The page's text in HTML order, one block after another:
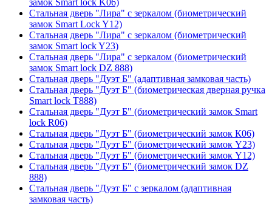
Стальная дверь "Лира" с зеркалом (биометрический
замок Smart Lock Y12)
Стальная дверь "Лира" с зеркалом (биометрический
замок Smart lock Y23)
Стальная дверь "Лира" с зеркалом (биометрический
замок Smart lock DZ 888)
Стальная дверь "Дуэт Б" (адаптивная замковая часть)
Стальная дверь "Дуэт Б" (биометрическая дверная ручка
Smart lock T888)
Стальная дверь "Дуэт Б" (биометрический замок Smart
lock R06)
Стальная дверь "Дуэт Б" (биометрический замок К06)
Стальная дверь "Дуэт Б" (биометрический замок Y23)
Стальная дверь "Дуэт Б" (биометрический замок Y12)
Стальная дверь "Дуэт Б" (биометрический замок DZ
888)
Стальная дверь "Дуэт Б" с зеркалом (адаптивная
замковая часть)